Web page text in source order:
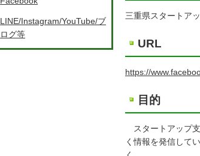
三重県スタートア
URL
https://
目的
スタートアップ
く情報を発信して
LINE/Instagram/YouTube/ブ
ログ等